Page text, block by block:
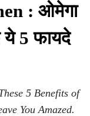
: ओमेगा
5 फायदे
5 Benefits of
You Amazed.